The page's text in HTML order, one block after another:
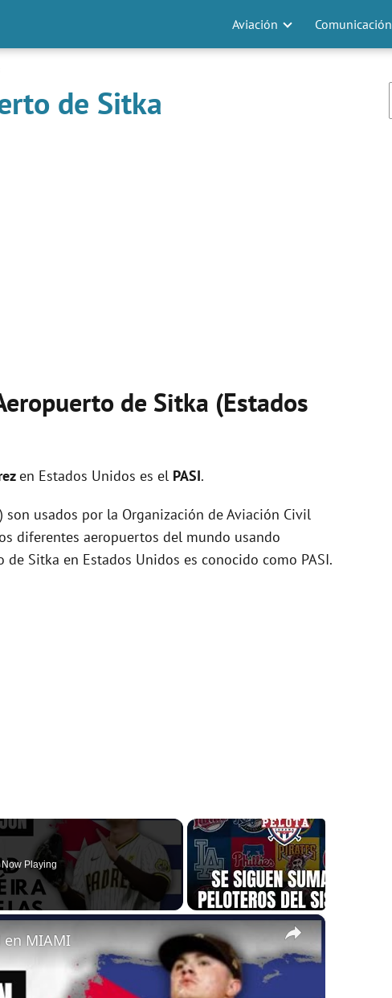
Aviación Comunicación
de Sitka
de Sitka (Estados
en Estados Unidos es el PASI.
son usados por la Organización de Aviación Civil
diferentes aeropuertos del mundo usando
Sitka en Estados Unidos es conocido como PASI.
Now Playing
×
en MIAMI